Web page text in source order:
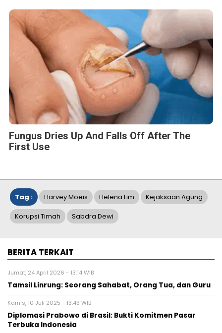
Fungus Dries Up And Falls Off After The
First Use
Tag : Harvey Moeis Helena Lim Kejaksaan Agung
Korupsi Timah Sabdra Dewi
BERITA TERKAIT
Jumat, 24 April 2026 - 13:14 WIB
Tamsil Linrung: Seorang Sahabat, Orang Tua, dan Guru
Kamis, 10 Juli 2025 - 13:43 WIB
Diplomasi Prabowo di Brasil: Bukti Komitmen Pasar
Terbuka Indonesia